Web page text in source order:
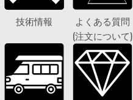
技術情報
よくある質問
(注文について)